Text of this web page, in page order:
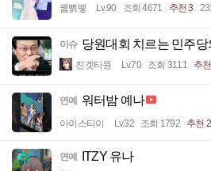
꿻뻵뗗 Lv.90 조회 4671 추천 3
이슈 당원대회 치르는 민주당
진겟타원 Lv.70 조회 3111 추
연예 워터밤 예나
아이스티이 Lv.32 조회 1792 추천 2
연예 ITZY 유나